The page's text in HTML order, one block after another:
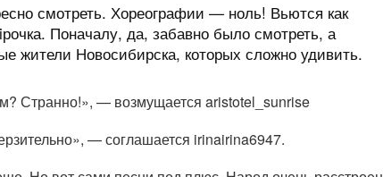
смотреть. Хореографии — ноль! Вьются как
Поначалу, да, забавно было смотреть, а
Новосибирска, которых сложно удивить.
Странно!», — возмущается aristotel_sunrise
— соглашается irinairina6947.